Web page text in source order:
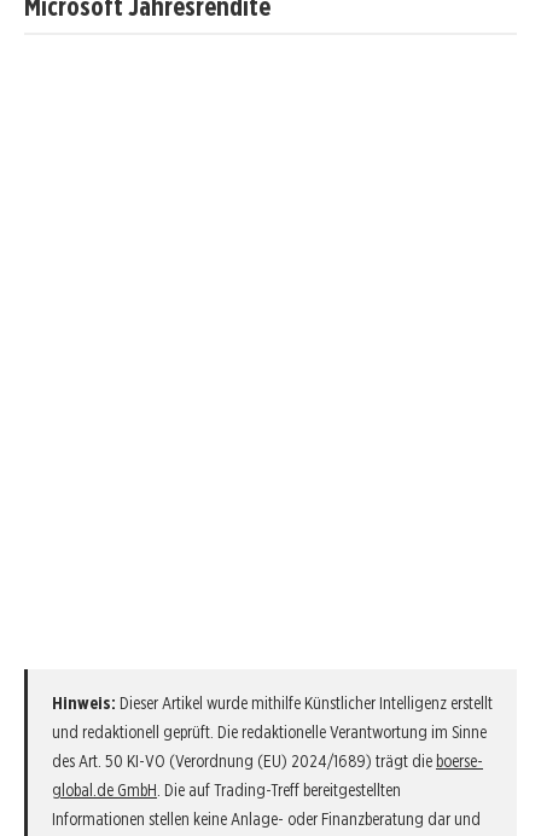
Hinweis: Dieser Artikel wurde mithilfe Künstlicher Intelligenz erstellt
und redaktionell geprüft. Die redaktionelle Verantwortung im Sinne
des Art. 50 KI-VO (Verordnung (EU) 2024/1689) trägt die boerse-
global.de GmbH. Die auf Trading-Treff bereitgestellten
Informationen stellen keine Anlage- oder Finanzberatung dar und